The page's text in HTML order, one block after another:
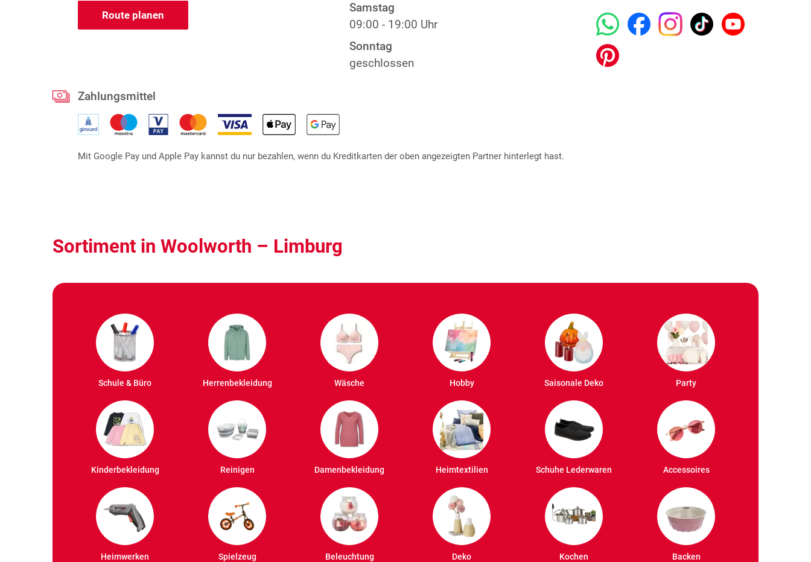
Route planen
Samstag
09:00 - 19:00 Uhr
Sonntag
geschlossen
Zahlungsmittel
Mit Google Pay und Apple Pay kannst du nur bezahlen, wenn du Kreditkarten der oben angezeigten Partner hinterlegt hast.
Sortiment in Woolworth – Limburg
Schule & Büro Herrenbekleidung Wäsche Hobby Saisonale Deko Party
Kinderbekleidung Reinigen Damenbekleidung Heimtextilien Schuhe Lederwaren Accessoires
Heimwerken Spielzeug Beleuchtung Deko Kochen Backen